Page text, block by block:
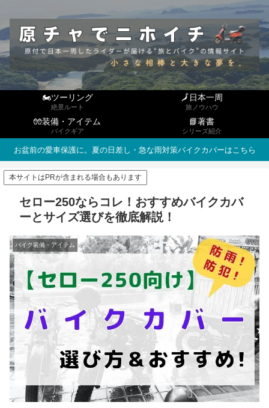
🏍ツーリング
絶景ルート
🗾日本一周
旅ノウハウ
🧤装備・アイテム
バイクギア
📘著書
シリーズ紹介
お盆前の愛車保護に。夏の日差し・急な雨対策バイクカバーはこちら
本サイトはPRが含まれる場合もあります
セロー250ならコレ！おすすめバイクカバ
ーとサイズ選びを徹底解説！
バイク装備・アイテム